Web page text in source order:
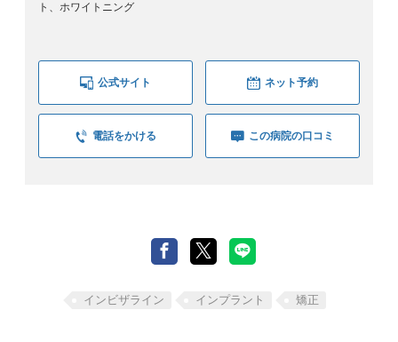
ト、ホワイトニング
公式サイト ネット予約
電話をかける この病院の口コミ
インビザライン インプラント 矯正